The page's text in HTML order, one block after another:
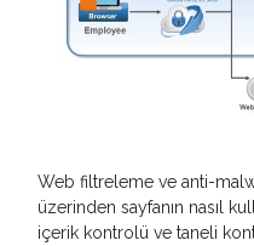
Web filtreleme ve anti-
üzerinden sayfanın nasıl
içerik kontrolü ve taneli